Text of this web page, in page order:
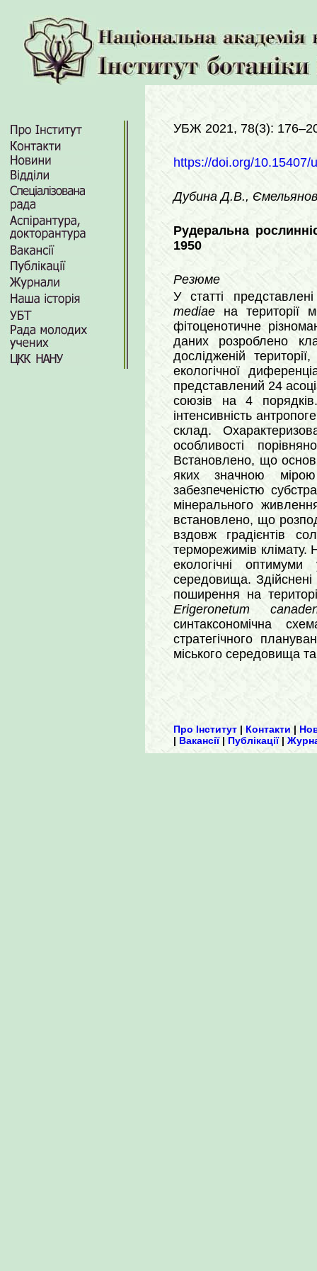
УБЖ 2021, 78(3):
https://doi.org/10.15407/
Дубина Д.В.,
Рудеральна
1950
Резюме
У статті
mediae на території
фітоценотичне
даних розроблено
дослідженій
екологічної
представлений 24
союзів на 4
інтенсивність
склад.
особливості
Встановлено, що
яких значною
забезпеченістю
мінерального
встановлено, що
вздовж градієнтів
терморежимів клімату.
екологічні
середовища.
поширення на
Erigeronetum
синтаксономічна
стратегічного
міського середовища
Про Інститут | Контакти |
| Вакансії| Публікації|